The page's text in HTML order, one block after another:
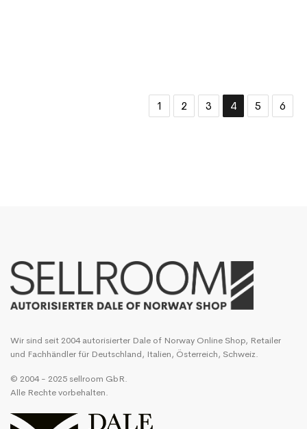
1 2 3 4 5 6
Wir sind seit 2004 autorisierter Dale of Norway Online Shop, Retailer
und Fachhändler für Deutschland, Italien, Österreich, Schweiz.
© 2004 - 2025 sellroom GbR.
Alle Rechte vorbehalten.